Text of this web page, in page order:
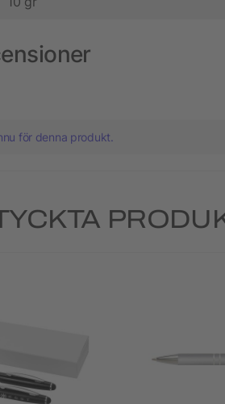
för denna produkt.